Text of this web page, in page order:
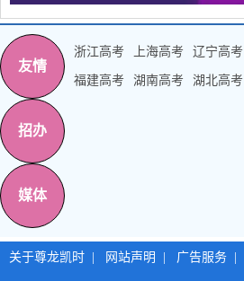
友情
浙江高考 上海高考 辽宁高考
福建高考 湖南高考 湖北高考
招办
媒体
关于尊龙凯时 网站声明 广告服务